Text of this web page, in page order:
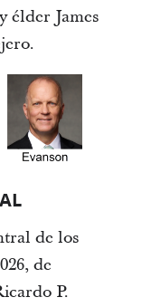
élder James
de los
de
P.